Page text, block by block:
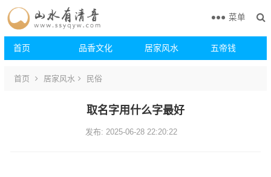
首页 品香文化 居家风水 五帝钱
菜单
首页 居家风水 民俗
取名字用什么字最好
发布: 2025-06-28 22:20:22